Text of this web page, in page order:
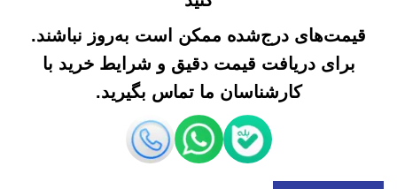
قیمت‌های درج‌شده ممکن است به‌روز نباشند.
برای دریافت قیمت دقیق و شرایط خرید با
کارشناسان ما تماس بگیرید.